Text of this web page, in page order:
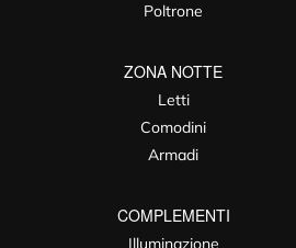
Poltrone
ZONA NOTTE
Letti
Comodini
Armadi
COMPLEMENTI
Illuminazione